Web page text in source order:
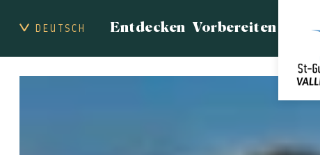
DEUTSCH Entdecken Vorbereiten